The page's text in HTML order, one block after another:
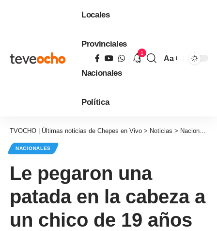
Locales
Provinciales
Nacionales
Política
1
Aa
TVOCHO | Últimas noticias de Chepes en Vivo > Noticias > Nacionales
NACIONALES
Le pegaron una
patada en la cabeza a
un chico de 19 años